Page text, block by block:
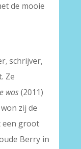
de mooie
schrijver,
Ze
was(2011)
zij de
een groot
Berry in